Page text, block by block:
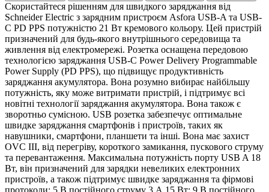
Скористайтеся рішенням для швидкого заряджання від
Schneider Electric з зарядним пристроєм Asfora USB-A та USB-
C PD PPS потужністю 21 Вт кремового кольору. Цей пристрій
призначений для будь-якого внутрішнього середовища та
живлення від електромережі. Розетка оснащена передовою
технологією заряджання USB-C Power Delivery Programmable
Power Supply (PD PPS), що підвищує продуктивність
заряджання акумулятора. Вона розумно вибирає найбільшу
потужність, яку може витримати пристрій, і підтримує всі
новітні технології заряджання акумулятора. Вона також є
зворотньо сумісною. USB розетка забезпечує оптимальне
швидке заряджання смартфонів і пристроїв, таких як
навушники, смартфони, планшети та інші. Вона має захист
OVC III, від перегріву, короткого замикання, пускового струму
та перевантаження. Максимальна потужність порту USB A 18
Вт, він призначений для зарядки невеликих електронних
пристроїв, а також підтримує швидке заряджання та фірмові
протоколи: 5 В постійного струму 3 А 15 Вт; 9 В постійного